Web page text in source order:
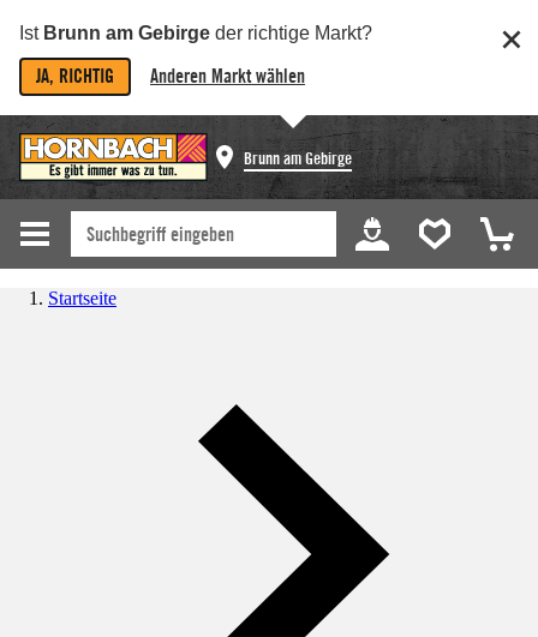
Ist Brunn am Gebirge der richtige Markt?
JA, RICHTIG Anderen Markt wählen
Brunn am Gebirge
Startseite